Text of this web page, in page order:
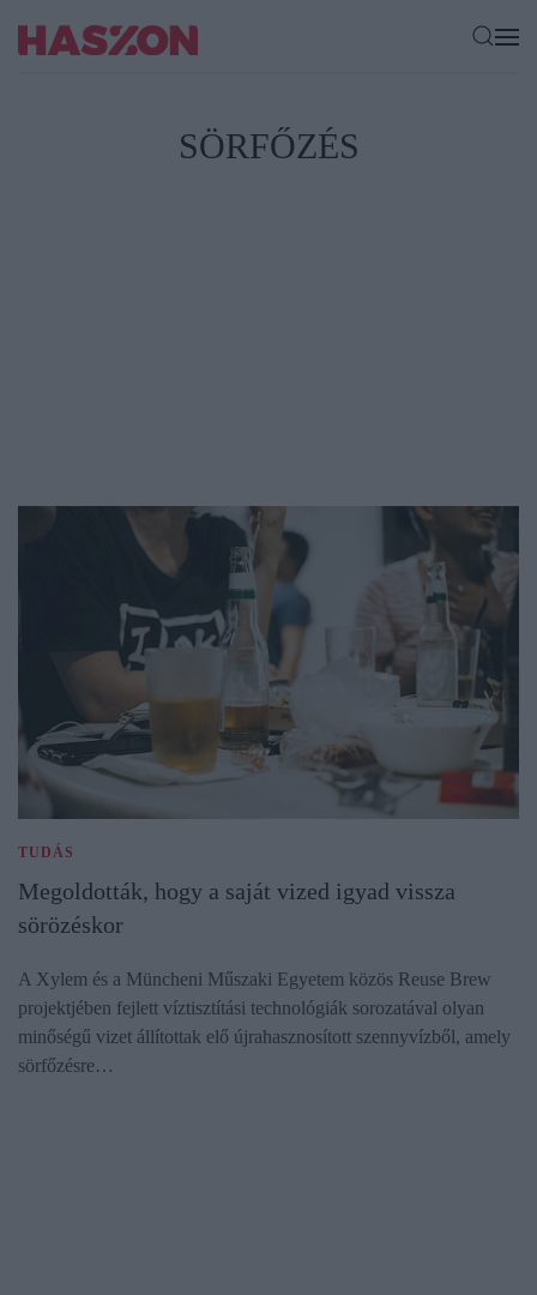
SÖRFŐZÉS
TUDÁS
Megoldották, hogy a saját vized igyad vissza
sörözéskor
A Xylem és a Müncheni Műszaki Egyetem közös Reuse Brew
projektjében fejlett víztisztítási technológiák sorozatával olyan
minőségű vizet állítottak elő újrahasznosított szennyvízből, amely
sörfőzésre…